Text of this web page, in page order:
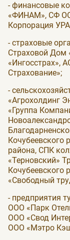
- финансовые
«ФИНАМ», СФ
Корпорация
- страховые
Страховой Дом
«Ингосстрах»,
Страхование»;
-
«Агрохолдинг
«Группа
Кочубеевского
района, СПК
«Терновский»
«Свободный
- предприятия
ООО «Парк
ООО «Свод
ООО «Мэтро